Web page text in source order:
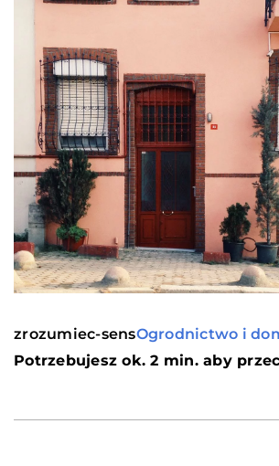
zrozumiec-sensOgrodnictwo i
Potrzebujesz ok. 2 min. aby